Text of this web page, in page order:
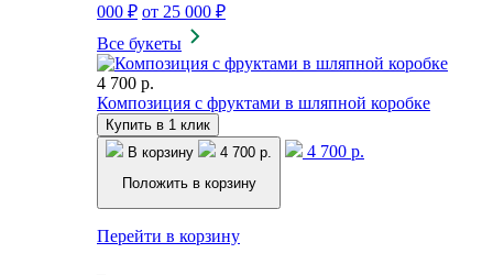
000 ₽ от 25 000 ₽
Все букеты
4 700 р.
Композиция с фруктами в шляпной коробке
Купить в 1 клик
В корзину
4 700 р.
Положить в корзину
4 700 р.
Перейти в корзину